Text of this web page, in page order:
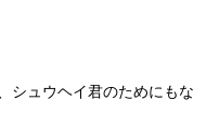
シュウヘイ君のためにもな